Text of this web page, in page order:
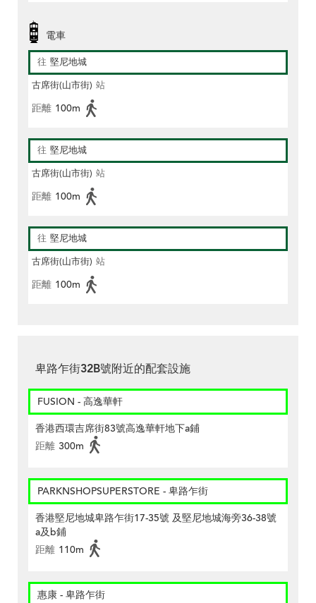
電車
往 堅尼地城
古席街(山市街) 站
距離 100m
往 堅尼地城
古席街(山市街) 站
距離 100m
往 堅尼地城
古席街(山市街) 站
距離 100m
卑路乍街32B號附近的配套設施
FUSION - 高逸華軒
香港西環吉席街83號高逸華軒地下a鋪
距離 300m
PARKNSHOPSUPERSTORE - 卑路乍街
香港堅尼地城卑路乍街17-35號 及堅尼地城海旁36-38號
a及b鋪
距離 110m
惠康 - 卑路乍街